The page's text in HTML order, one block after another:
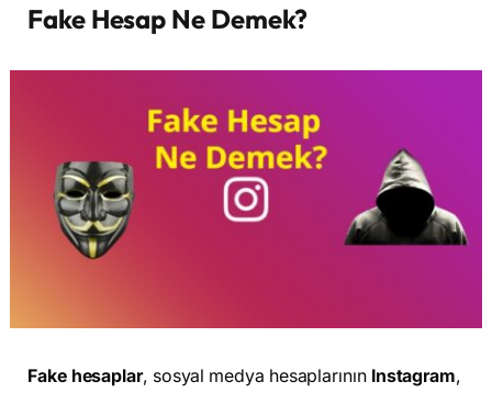
Fake Hesap Ne Demek?
Fake hesaplar, sosyal medya hesaplarının Instagram,